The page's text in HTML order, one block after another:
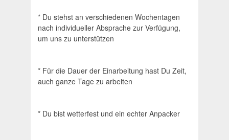
* Du stehst an verschiedenen Wochentagen
nach individueller Absprache zur Verfügung,
um uns zu unterstützen
* Für die Dauer der Einarbeitung hast Du Zeit,
auch ganze Tage zu arbeiten
* Du bist wetterfest und ein echter Anpacker